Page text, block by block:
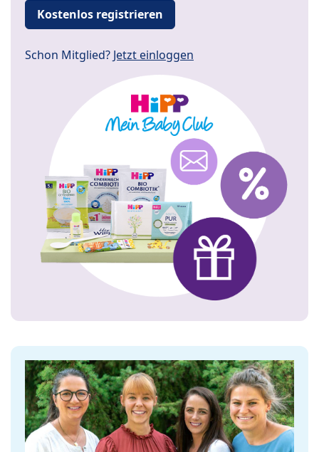
Kostenlos registrieren
Schon Mitglied? Jetzt einloggen